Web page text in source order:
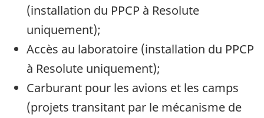
(installation du PPCP à Resolute
uniquement);
Accès au laboratoire (installation du PPCP
à Resolute uniquement);
Carburant pour les avions et les camps
(projets transitant par le mécanisme de